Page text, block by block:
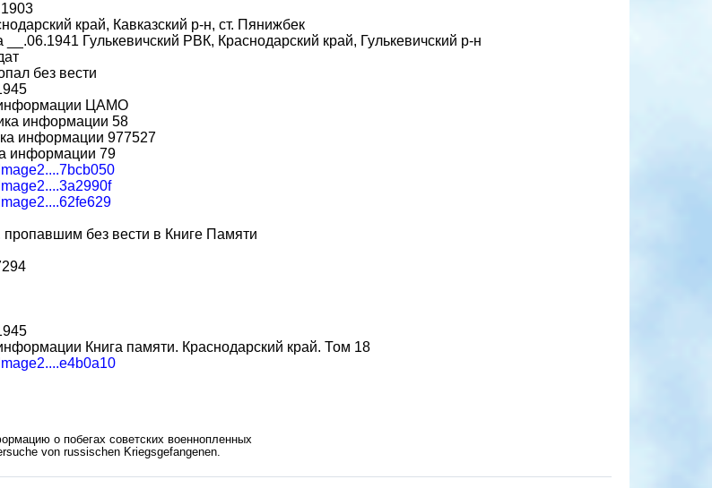
край, Кавказский р-н, ст. Пянижбек
Гулькевичский РВК, Краснодарский край, Гулькевичский р-н
без вести
информации ЦАМО
информации 58
информации 977527
информации 79
пропавшим без вести в Книге Памяти
Книга памяти. Краснодарский край. Том 18
о побегах советских военнопленных
von russischen Kriegsgefangenen.